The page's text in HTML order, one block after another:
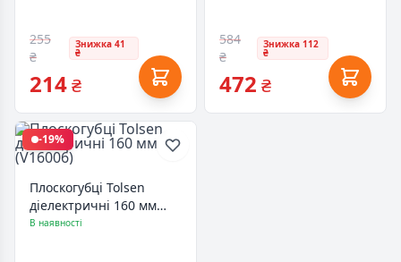
255
₴
Знижка 41
₴
214₴
584
₴
Знижка 112
₴
472 ₴
-19%
Плоскогубці Tolsen
діелектричні 160 мм
(V16006)
В наявності